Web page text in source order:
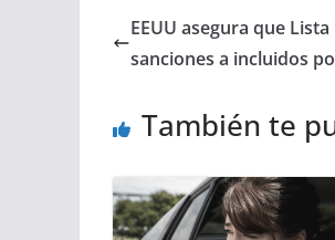
EEUU asegura que Lista
sanciones a incluidos
También te